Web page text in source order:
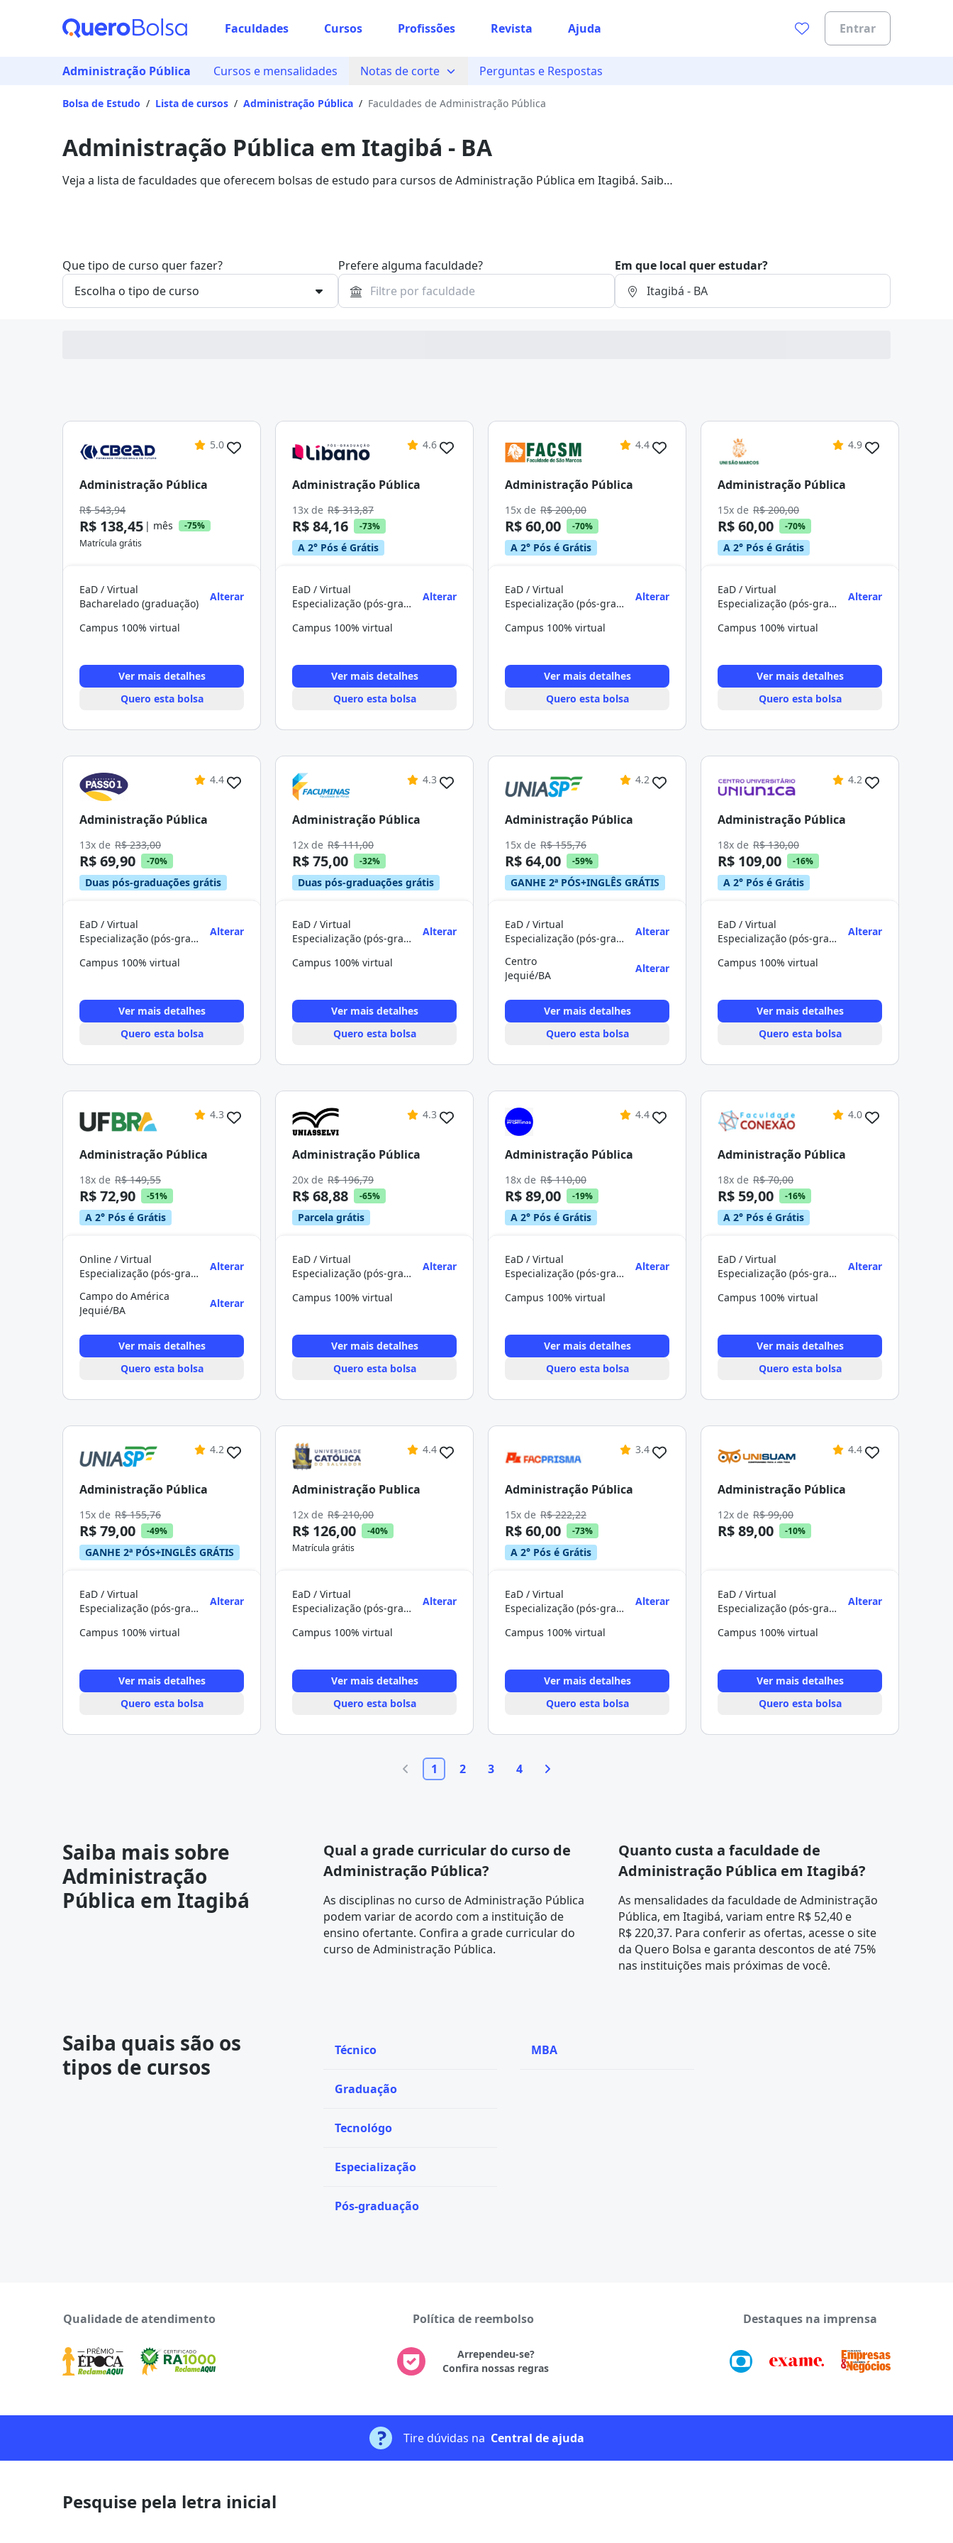
Faculdades Cursos Profissões Revista Ajuda Entrar
Administração Pública Cursos e mensalidades Notas de corte Perguntas e Respostas
Bolsa de Estudo / Lista de cursos / Administração Pública / Faculdades de Administração Pública
Administração Pública em Itagibá - BA
Veja a lista de faculdades que oferecem bolsas de estudo para cursos de Administração Pública em Itagibá. Saiba
Que tipo de curso quer fazer? Prefere alguma faculdade? Em que local quer estudar?
5.0
Administração Pública
R$ 543,94
R$ 138,45 | mês
-75%
Matrícula grátis
EaD / Virtual
Bacharelado (graduação)
Alterar
Campus 100% virtual
Ver mais detalhes
Quero esta bolsa
4.6
Administração Pública
13x de R$ 313,87
R$ 84,16 -73%
A 2° Pós é Grátis
EaD / Virtual
Especialização (pós-graduação)
Alterar
Campus 100% virtual
Ver mais detalhes
Quero esta bolsa
4.4
Administração Pública
15x de R$ 200,00
R$ 60,00 -70%
A 2° Pós é Grátis
EaD / Virtual
Especialização (pós-graduação)
Alterar
Campus 100% virtual
Ver mais detalhes
Quero esta bolsa
4.9
Administração Pública
15x de R$ 200,00
R$ 60,00 -70%
A 2° Pós é Grátis
EaD / Virtual
Especialização (pós-graduação)
Alterar
Campus 100% virtual
Ver mais detalhes
Quero esta bolsa
4.4
Administração Pública
13x de R$ 233,00
R$ 69,90 -70%
Duas pós-graduações grátis
EaD / Virtual
Especialização (pós-graduação)
Alterar
Campus 100% virtual
Ver mais detalhes
Quero esta bolsa
4.3
Administração Pública
12x de R$ 111,00
R$ 75,00 -32%
Duas pós-graduações grátis
EaD / Virtual
Especialização (pós-graduação)
Alterar
Campus 100% virtual
Ver mais detalhes
Quero esta bolsa
4.2
Administração Pública
15x de R$ 155,76
R$ 64,00 -59%
GANHE 2ª PÓS+INGLÊS GRÁTIS
EaD / Virtual
Especialização (pós-graduação)
Alterar
Centro
Jequié/BA
Alterar
Ver mais detalhes
Quero esta bolsa
4.2
Administração Pública
18x de R$ 130,00
R$ 109,00 -16%
A 2° Pós é Grátis
EaD / Virtual
Especialização (pós-graduação)
Alterar
Campus 100% virtual
Ver mais detalhes
Quero esta bolsa
4.3
Administração Pública
18x de R$ 149,55
R$ 72,90 -51%
A 2° Pós é Grátis
Online / Virtual
Especialização (pós-graduação)
Alterar
Campo do América
Jequié/BA
Alterar
Ver mais detalhes
Quero esta bolsa
4.3
Administração Pública
20x de R$ 196,79
R$ 68,88 -65%
Parcela grátis
EaD / Virtual
Especialização (pós-graduação)
Alterar
Campus 100% virtual
Ver mais detalhes
Quero esta bolsa
4.4
Administração Pública
18x de R$ 110,00
R$ 89,00 -19%
A 2° Pós é Grátis
EaD / Virtual
Especialização (pós-graduação)
Alterar
Campus 100% virtual
Ver mais detalhes
Quero esta bolsa
4.0
Administração Pública
18x de R$ 70,00
R$ 59,00 -16%
A 2° Pós é Grátis
EaD / Virtual
Especialização (pós-graduação)
Alterar
Campus 100% virtual
Ver mais detalhes
Quero esta bolsa
4.2
Administração Pública
15x de R$ 155,76
R$ 79,00 -49%
GANHE 2ª PÓS+INGLÊS GRÁTIS
EaD / Virtual
Especialização (pós-graduação)
Alterar
Campus 100% virtual
Ver mais detalhes
Quero esta bolsa
4.4
Administração Publica
12x de R$ 210,00
R$ 126,00
-40%
Matrícula grátis
EaD / Virtual
Especialização (pós-graduação)
Alterar
Campus 100% virtual
Ver mais detalhes
Quero esta bolsa
3.4
Administração Pública
15x de R$ 222,22
R$ 60,00 -73%
A 2° Pós é Grátis
EaD / Virtual
Especialização (pós-graduação)
Alterar
Campus 100% virtual
Ver mais detalhes
Quero esta bolsa
4.4
Administração Pública
12x de R$ 99,00
R$ 89,00 -10%
EaD / Virtual
Especialização (pós-graduação)
Alterar
Campus 100% virtual
Ver mais detalhes
Quero esta bolsa
1 2 3 4
Saiba mais sobre
Administração
Pública em Itagibá
Qual a grade curricular do curso de
Administração Pública?
As disciplinas no curso de Administração Pública
podem variar de acordo com a instituição de
ensino ofertante. Confira a grade curriculardo
curso de Administração Pública.
Quanto custa a faculdade de
Administração Pública em Itagibá?
As mensalidades da faculdade de Administração
Pública, em Itagibá, variam entre R$ 52,40 e
R$ 220,37. Para conferir as ofertas, acesse o site
da Quero Bolsa e garanta descontos de até 75%
nas instituições mais próximas de você.
Saiba quais são os
tipos de cursos
Técnico
Graduação
Tecnológo
Especialização
Pós-graduação
MBA
Qualidade de atendimento Política de reembolso
Arrependeu-se?
Confira nossas regras
Destaques na imprensa
Tire dúvidas na Central de ajuda
Pesquise pela letra inicial